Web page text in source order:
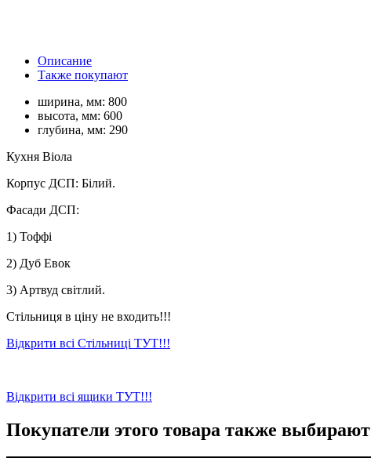
Описание
Также покупают
ширина, мм: 800
высота, мм: 600
глубина, мм: 290
Кухня Віола
Корпус ДСП: Білий.
Фасади ДСП:
1) Тоффі
2) Дуб Евок
3) Артвуд світлий.
Стільниця в ціну не входить!!!
Відкрити всі Стільниці ТУТ!!!
Відкрити всі ящики ТУТ!!!
Покупатели этого товара также выбирают